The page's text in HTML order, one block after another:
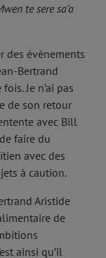
te sere sa’a
des évènements
Bertrand
Je n’ai pas
de son retour
avec Bill
faire du
avec des
à caution.
Aristide
de
ainsi qu’il